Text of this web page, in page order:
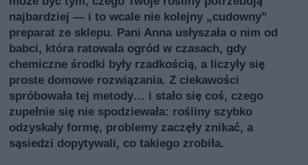
najbardziej — i to wcale nie kolejny „cudowny”
preparat ze sklepu. Pani Anna usłyszała o nim od
babci, która ratowała ogród w czasach, gdy
chemiczne środki były rzadkością, a liczyły się
proste domowe rozwiązania. Z ciekawości
spróbowała tej metody… i stało się coś, czego
zupełnie się nie spodziewała: rośliny szybko
odzyskały formę, problemy zaczęły znikać, a
sąsiedzi dopytywali, co takiego zrobiła.